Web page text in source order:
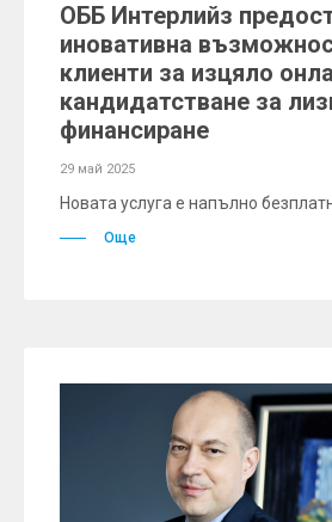
ОББ Интерлийз
иновативна
клиенти за изцяло
кандидатстване за
финансиране
29 май 2025
Новата услуга е напълно
Още